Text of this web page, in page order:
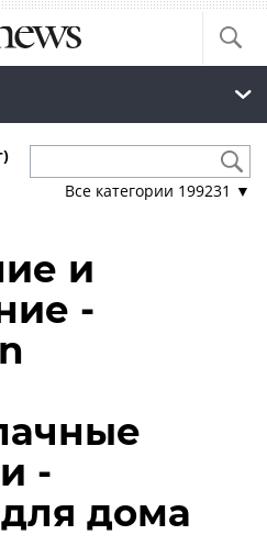
Все категории 199231 ▼
и
-
-
дома